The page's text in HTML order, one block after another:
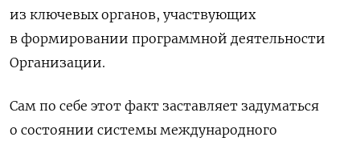
из ключевых органов, участвующих
в формировании программной деятельности
Организации.
Сам по себе этот факт заставляет задуматься
о состоянии системы международного